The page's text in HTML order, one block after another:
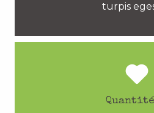
turpis
Quantité